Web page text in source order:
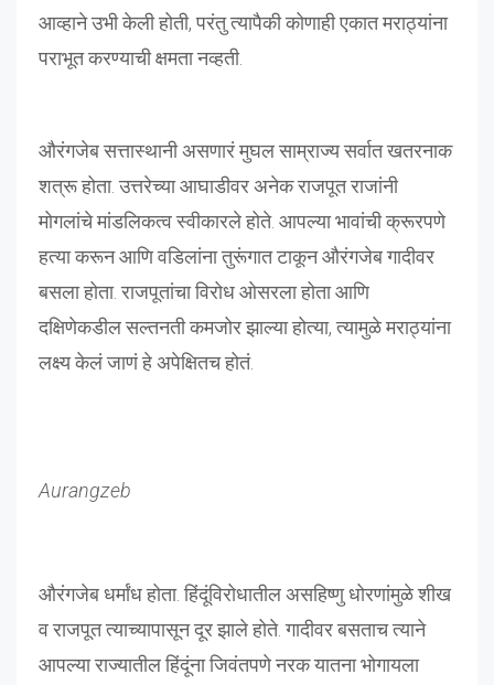
आव्हाने उभी केली होती, परंतु त्यापैकी कोणाही एकात मराठ्यांना
पराभूत करण्याची क्षमता नव्हती.
औरंगजेब सत्तास्थानी असणारं मुघल साम्राज्य सर्वात खतरनाक
शत्रू होता. उत्तरेच्या आघाडीवर अनेक राजपूत राजांनी
मोगलांचे मांडलिकत्व स्वीकारले होते. आपल्या भावांची क्रूरपणे
हत्या करून आणि वडिलांना तुरूंगात टाकून औरंगजेब गादीवर
बसला होता. राजपूतांचा विरोध ओसरला होता आणि
दक्षिणेकडील सल्तनती कमजोर झाल्या होत्या, त्यामुळे मराठ्यांना
लक्ष्य केलं जाणं हे अपेक्षितच होतं.
Aurangzeb
औरंगजेब धर्मांध होता. हिंदूंविरोधातील असहिष्णु धोरणांमुळे शीख
व राजपूत त्याच्यापासून दूर झाले होते. गादीवर बसताच त्याने
आपल्या राज्यातील हिंदूंना जिवंतपणे नरक यातना भोगायला